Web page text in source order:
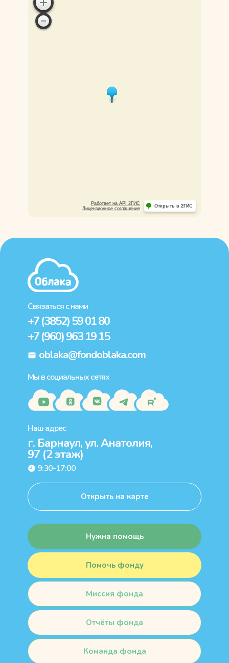
г. Барнаул, ул. Анатолия,
97 (2 этаж)
oblaka@fondoblaka.com
+7 (960) 963 19 15
+7 (3852) 59 01 80
Наш адрес
Мы в социальных сетях
9:30-17:00
Связаться с нами
Открыть на карте
Команда фонда
Помочь фонду
Нужна помощь
Миссия фонда
Отчёты фонда